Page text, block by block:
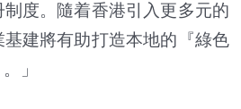
度。隨着香港引入更多元的
建將有助打造本地的『綠色
」